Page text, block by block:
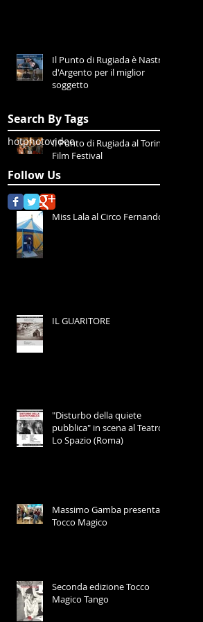
Il Punto di Rugiada è Nastro
d'Argento per il miglior
soggetto
Il Punto di Rugiada al Torino
Film Festival
Miss Lala al Circo Fernando
IL GUARITORE
"Disturbo della quiete
pubblica" in scena al Teatro
Lo Spazio (Roma)
Massimo Gamba presenta
Tocco Magico
Seconda edizione Tocco
Magico Tango
Search By Tags
hotphotovideo
Follow Us